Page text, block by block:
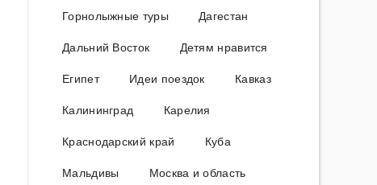
Горнолыжные туры
Дагестан
Дальний Восток
Детям нравится
Египет
Идеи поездок
Кавказ
Калининград
Карелия
Краснодарский край
Куба
Мальдивы
Москва и область